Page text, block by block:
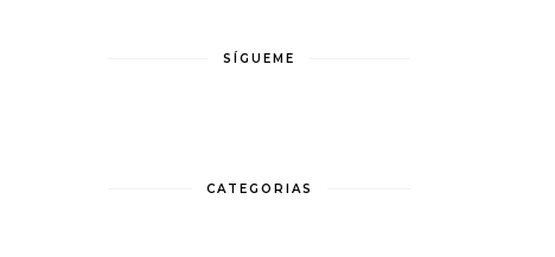
SÍGUEME
CATEGORIAS